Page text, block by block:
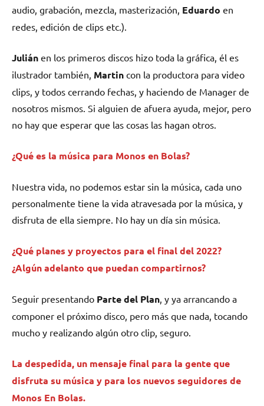
audio, grabación, mezcla, masterización, Eduardo en
redes, edición de clips etc.).
Julián en los primeros discos hizo toda la gráfica, él es
ilustrador también, Martin con la productora para video
clips, y todos cerrando fechas, y haciendo de Manager de
nosotros mismos. Si alguien de afuera ayuda, mejor, pero
no hay que esperar que las cosas las hagan otros.
¿Qué es la música para Monos en Bolas?
Nuestra vida, no podemos estar sin la música, cada uno
personalmente tiene la vida atravesada por la música, y
disfruta de ella siempre. No hay un día sin música.
¿Qué planes y proyectos para el final del 2022?
¿Algún adelanto que puedan compartirnos?
Seguir presentando Parte del Plan, y ya arrancando a
componer el próximo disco, pero más que nada, tocando
mucho y realizando algún otro clip, seguro.
La despedida, un mensaje final para la gente que
disfruta su música y para los nuevos seguidores de
Monos En Bolas.